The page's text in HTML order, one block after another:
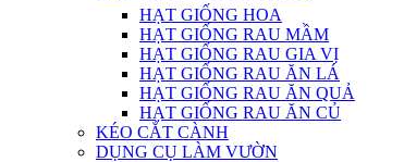
HẠT GIỐNG HOA
HẠT GIỐNG RAU MẦM
HẠT GIỐNG RAU GIA VỊ
HẠT GIỐNG RAU ĂN LÁ
HẠT GIỐNG RAU ĂN QUẢ
HẠT GIỐNG RAU ĂN CỦ
KÉO CẮT CÀNH
DỤNG CỤ LÀM VƯỜN